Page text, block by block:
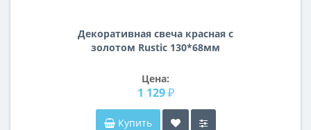
Декоративная свеча красная с
золотом Rustic 130*68мм
Цена:
1 129 ₽
Купить